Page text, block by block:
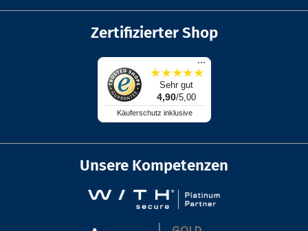
Zertifizierter Shop
...
★★★★★
Sehr gut
4,90/5,00
Käuferschutz inklusive
Unsere Kompetenzen